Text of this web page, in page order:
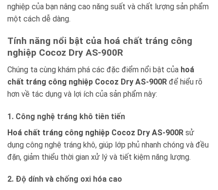
nghiệp của bạn nâng cao năng suất và chất lượng sản phẩm
một cách dễ dàng.
Tính năng nổi bật của hoá chất tráng công
nghiệp Cocoz Dry AS-900R
Chúng ta cùng khám phá các đặc điểm nổi bật của hoá
chất tráng công nghiệp Cocoz Dry AS-900R để hiểu rõ
hơn về tác dụng và lợi ích của sản phẩm này:
1. Công nghệ tráng khô tiên tiến
Hoá chất tráng công nghiệp Cocoz Dry AS-900R sử
dụng công nghệ tráng khô, giúp lớp phủ nhanh chóng và đều
đặn, giảm thiểu thời gian xử lý và tiết kiệm năng lượng.
2. Độ dính và chống oxi hóa cao